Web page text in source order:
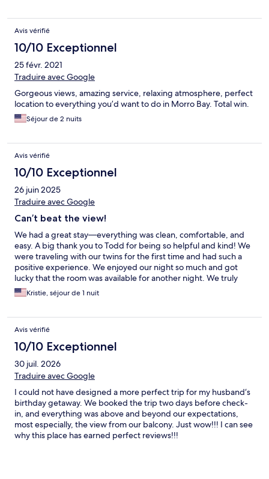
Avis vérifié
10/10 Exceptionnel
25 févr. 2021
Traduire avec Google
Gorgeous views, amazing service, relaxing atmosphere, perfect
location to everything you’d want to do in Morro Bay. Total win.
Séjour de 2 nuits
Avis vérifié
10/10 Exceptionnel
26 juin 2025
Traduire avec Google
Can’t beat the view!
We had a great stay—everything was clean, comfortable, and
easy. A big thank you to Todd for being so helpful and kind! We
were traveling with our twins for the first time and had such a
positive experience. We enjoyed our night so much and got
lucky that the room was available for another night. We truly
appreciated the warm welcome and would definitely stay again!
Kristie, séjour de 1 nuit
Avis vérifié
10/10 Exceptionnel
30 juil. 2026
Traduire avec Google
I could not have designed a more perfect trip for my husband‘s
birthday getaway. We booked the trip two days before check-
in, and everything was above and beyond our expectations,
most especially, the view from our balcony. Just wow!!! I can see
why this place has earned perfect reviews!!!